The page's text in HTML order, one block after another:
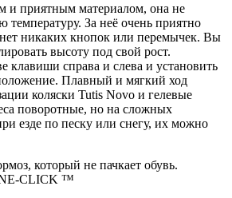
и приятным материалом, она не
температуру. За неё очень приятно
нет никаких кнопок или перемычек. Вы
высоту под свой рост.
клавиши справа и слева и установить
Плавный и мягкий ход
коляски Tutis Novo и гелевые
поворотные, но на сложных
езде по песку или снегу, их можно
который не пачкает обувь.
CLICK ™